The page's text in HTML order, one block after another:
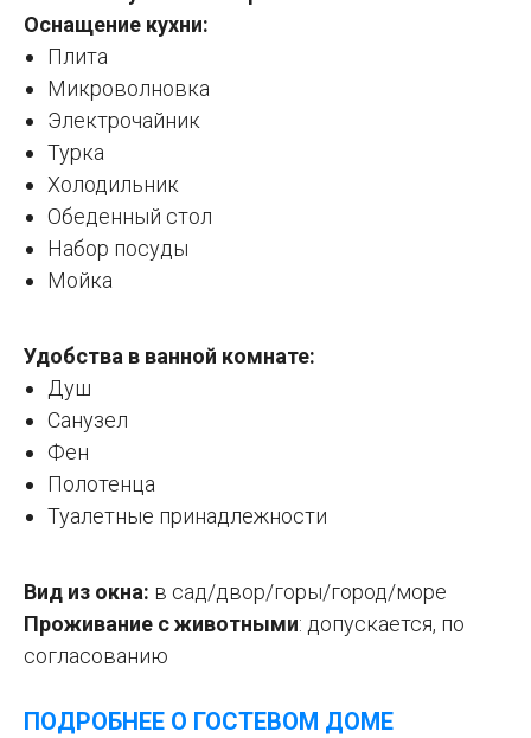
Оснащение кухни:
Плита
Микроволновка
Электрочайник
Турка
Холодильник
Обеденный стол
Набор посуды
Мойка
Удобства в ванной комнате:
Душ
Санузел
Фен
Полотенца
Туалетные принадлежности
Вид из окна: в сад/двор/горы/город/море
Проживание с животными: допускается, по
согласованию
ПОДРОБНЕЕ О ГОСТЕВОМ ДОМЕ